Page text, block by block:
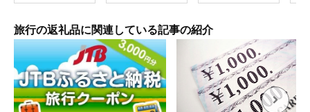
レジャー F6P-0991
旅行の返礼品に関連している記事の紹介